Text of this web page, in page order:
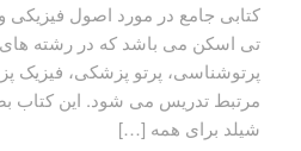
کتابی جامع در مورد اصول فیزیکی
تی اسکن می باشد که در رشته های
پرتوشناسی، پرتو پزشکی، فیزیک
مرتبط تدریس می شود. این کتاب
شیلد برای همه […]